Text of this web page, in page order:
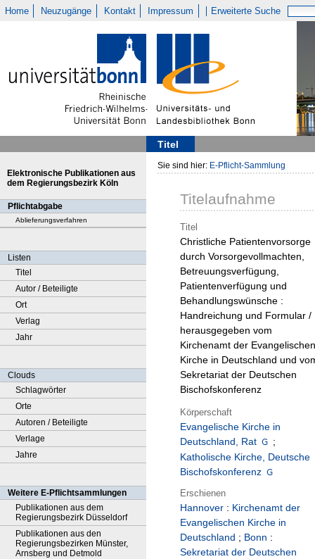
Home Neuzugänge Kontakt Impressum Erweiterte Suche
Titel
Elektronische Publikationen aus
dem Regierungsbezirk Köln
Pflichtabgabe
Ablieferungsverfahren
Listen
Titel
Autor / Beteiligte
Ort
Verlag
Jahr
Clouds
Schlagwörter
Orte
Autoren / Beteiligte
Verlage
Jahre
Weitere E-Pflichtsammlungen
Publikationen aus dem
Regierungsbezirk Düsseldorf
Publikationen aus den
Regierungsbezirken Münster,
Arnsberg und Detmold
Sie sind hier: E-Pflicht-Sammlung
Titelaufnahme
Titel
Christliche Patientenvorsorge
durch Vorsorgevollmachten,
Betreuungsverfügung,
Patientenverfügung und
Behandlungswünsche :
Handreichung und Formular /
herausgegeben vom
Kirchenamt der Evangelischen
Kirche in Deutschland und
Sekretariat der Deutschen
Bischofskonferenz
Körperschaft
Evangelische Kirche in
Deutschland, Rat
;
Katholische Kirche, Deutsche
Bischofskonferenz
Erschienen
Hannover : Kirchenamt der
Evangelischen Kirche in
Deutschland ; Bonn :
Sekretariat der Deutschen